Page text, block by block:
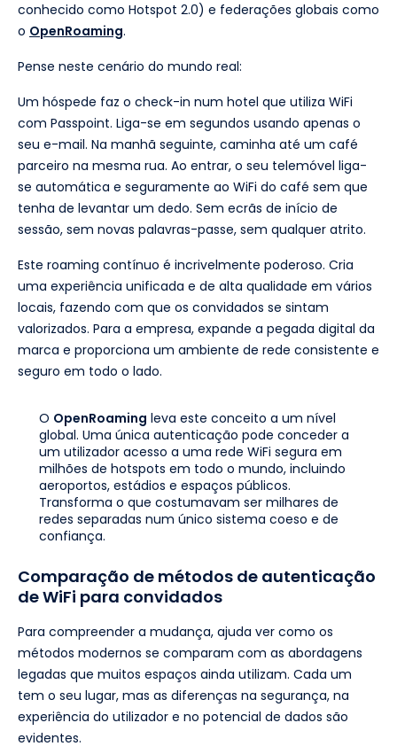
conhecido como Hotspot 2.0) e federações globais como
o OpenRoaming.
Pense neste cenário do mundo real:
Um hóspede faz o check-in num hotel que utiliza WiFi
com Passpoint. Liga-se em segundos usando apenas o
seu e-mail. Na manhã seguinte, caminha até um café
parceiro na mesma rua. Ao entrar, o seu telemóvel liga-
se automática e seguramente ao WiFi do café sem que
tenha de levantar um dedo. Sem ecrãs de início de
sessão, sem novas palavras-passe, sem qualquer atrito.
Este roaming contínuo é incrivelmente poderoso. Cria
uma experiência unificada e de alta qualidade em vários
locais, fazendo com que os convidados se sintam
valorizados. Para a empresa, expande a pegada digital da
marca e proporciona um ambiente de rede consistente e
seguro em todo o lado.
O OpenRoaming leva este conceito a um nível
global. Uma única autenticação pode conceder a
um utilizador acesso a uma rede WiFi segura em
milhões de hotspots em todo o mundo, incluindo
aeroportos, estádios e espaços públicos.
Transforma o que costumavam ser milhares de
redes separadas num único sistema coeso e de
confiança.
Comparação de métodos de autenticação
de WiFi para convidados
Para compreender a mudança, ajuda ver como os
métodos modernos se comparam com as abordagens
legadas que muitos espaços ainda utilizam. Cada um
tem o seu lugar, mas as diferenças na segurança, na
experiência do utilizador e no potencial de dados são
evidentes.